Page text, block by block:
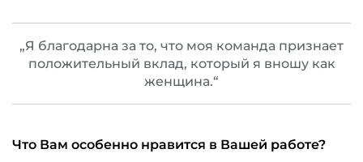
„Я благодарна за то, что моя команда признает
положительный вклад, который я вношу как
женщина.“
Что Вам особенно нравится в Вашей работе?